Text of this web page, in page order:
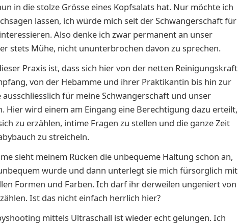
in die stolze Grösse eines Kopfsalats hat. Nur möchte ich
lassen, ich würde mich seit der Schwangerschaft für
Also denke ich zwar permanent an unser
stets Mühe, nicht ununterbrochen davon zu sprechen.
Praxis ist, dass sich hier von der netten Reinigungskraft
von der Hebamme und ihrer Praktikantin bis hin zur
ausschliesslich für meine Schwangerschaft und unser
Hier wird einem am Eingang eine Berechtigung dazu erteilt,
zu erzählen, intime Fragen zu stellen und die ganze Zeit
zu streicheln.
sieht meinem Rücken die unbequeme Haltung schon an,
wurde und dann unterlegt sie mich fürsorglich mit
Formen und Farben. Ich darf ihr derweilen ungeniert von
Ist das nicht einfach herrlich hier?
mittels Ultraschall ist wieder echt gelungen. Ich